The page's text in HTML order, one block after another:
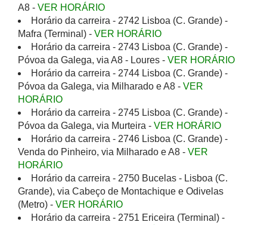
A8 - VER HORÁRIO
Horário da carreira - 2742 Lisboa (C. Grande) -
Mafra (Terminal) - VER HORÁRIO
Horário da carreira - 2743 Lisboa (C. Grande) -
Póvoa da Galega, via A8 - Loures - VER HORÁRIO
Horário da carreira - 2744 Lisboa (C. Grande) -
Póvoa da Galega, via Milharado e A8 - VER
HORÁRIO
Horário da carreira - 2745 Lisboa (C. Grande) -
Póvoa da Galega, via Murteira - VER HORÁRIO
Horário da carreira - 2746 Lisboa (C. Grande) -
Venda do Pinheiro, via Milharado e A8 - VER
HORÁRIO
Horário da carreira - 2750 Bucelas - Lisboa (C.
Grande), via Cabeço de Montachique e Odivelas
(Metro) - VER HORÁRIO
Horário da carreira - 2751 Ericeira (Terminal) -